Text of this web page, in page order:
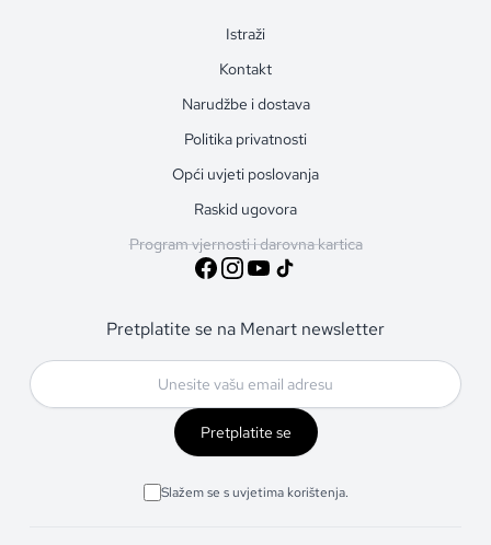
Istraži
Kontakt
Narudžbe i dostava
Politika privatnosti
Opći uvjeti poslovanja
Raskid ugovora
Program vjernosti i darovna kartica
Pretplatite se na Menart newsletter
Pretplatite se
Slažem se s uvjetima korištenja.